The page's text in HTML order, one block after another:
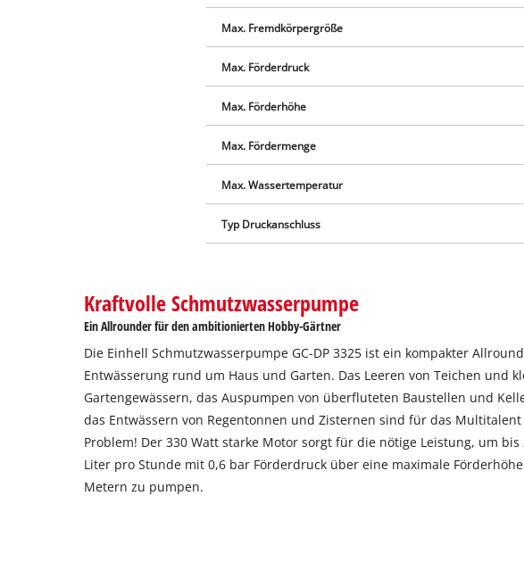
Wir
This
to
Max. Fremdkörpergröße
Max. Förderdruck
Max. Förderhöhe
Max. Fördermenge
Max. Wassertemperatur
Typ Druckanschluss
Kraftvolle Schmutzwasserpumpe
Ein Allrounder für den ambitionierten Hobby-Gärtner
Die Einhell Schmutzwasserpumpe GC-DP 3325 ist ein kompakter
Entwässerung rund um Haus und Garten. Das Leeren von Teichen und
Gartengewässern, das Auspumpen von überfluteten Baustellen und
das Entwässern von Regentonnen und Zisternen sind für das Multitalent
Problem! Der 330 Watt starke Motor sorgt für die nötige Leistung, um bis
Liter pro Stunde mit 0,6 bar Förderdruck über eine maximale
Metern zu pumpen.